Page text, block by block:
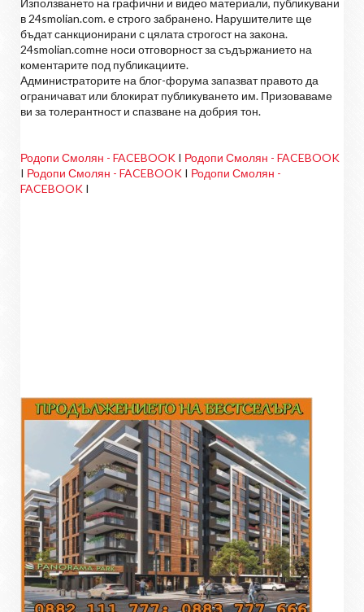
Използването на графични и видео материали, публикувани
в 24smolian.com. е строго забранено. Нарушителите ще
бъдат санкционирани с цялата строгост на закона.
24smolian.comне носи отговорност за съдържанието на
коментарите под публикациите.
Администраторите на блог-форума запазват правото да
ограничават или блокират публикуването им. Призоваваме
ви за толерантност и спазване на добрия тон.
Родопи Смолян - FACEBOOK I Родопи Смолян - FACEBOOK
I Родопи Смолян - FACEBOOK I Родопи Смолян -
FACEBOOK I